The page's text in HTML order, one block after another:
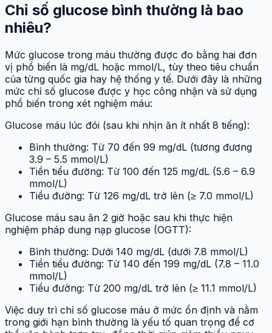
Chỉ số glucose bình thường là bao
nhiêu?
Mức glucose trong máu thường được đo bằng hai đơn
vị phổ biến là mg/dL hoặc mmol/L, tùy theo tiêu chuẩn
của từng quốc gia hay hệ thống y tế. Dưới đây là những
mức chỉ số glucose được y học công nhận và sử dụng
phổ biến trong xét nghiệm máu:
Glucose máu lúc đói (sau khi nhịn ăn ít nhất 8 tiếng):
Bình thường: Từ 70 đến 99 mg/dL (tương đương
3.9 – 5.5 mmol/L)
Tiền tiểu đường: Từ 100 đến 125 mg/dL (5.6 – 6.9
mmol/L)
Tiểu đường: Từ 126 mg/dL trở lên (≥ 7.0 mmol/L)
Glucose máu sau ăn 2 giờ hoặc sau khi thực hiện
nghiệm pháp dung nạp glucose (OGTT):
Bình thường: Dưới 140 mg/dL (dưới 7.8 mmol/L)
Tiền tiểu đường: Từ 140 đến 199 mg/dL (7.8 – 11.0
mmol/L)
Tiểu đường: Từ 200 mg/dL trở lên (≥ 11.1 mmol/L)
Việc duy trì chỉ số glucose máu ở mức ổn định và nằm
trong giới hạn bình thường là yếu tố quan trọng để cơ